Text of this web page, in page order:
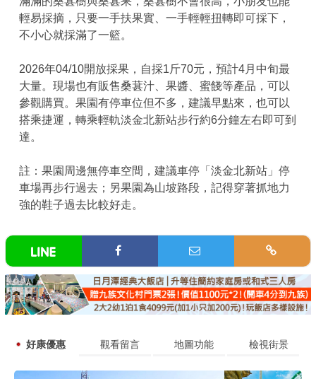
輕易採摘，只要一手扶果實、一手輕輕扭轉即可採下，
不小心就採滿了一籃。
2026年04/10開放採果，自採1斤70元，預計4月中旬最
大量。現場也有販售桑葚汁、果醬、蜜餞等產品，可以
參觀購買。果園有停車位但不多，建議早點來，也可以
搭乘捷運，轉乘輕軌淡金北新站步行約6分鐘左右即可到
達。
註：果園周邊無停車空間，建議車停「淡金北新站」停
車場再步行過去；另果園為山坡路段，記得穿著抓地力
強的鞋子過去比較好走。
好康優惠 觀看留言 地圖功能 檢視街景